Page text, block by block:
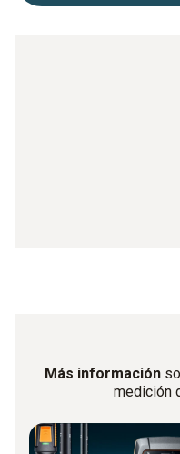
Más información
medición